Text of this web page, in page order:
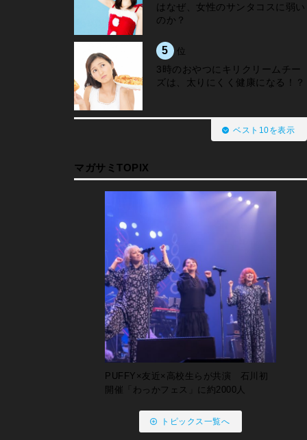
はなぜ、女性のサンタコスに弱い
のか？
5 位
3時のおやつにキリクリームチー
ズは、太りにくく健康になる！？
ベスト10を表示
マガサミTOPIX
PUFFY×友近×高校生らが共演 石川初
開催「わっかフェス」に約2000人
トピックス一覧へ